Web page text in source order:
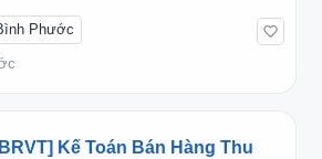
Phước
Kế Toán Bán Hàng Thu